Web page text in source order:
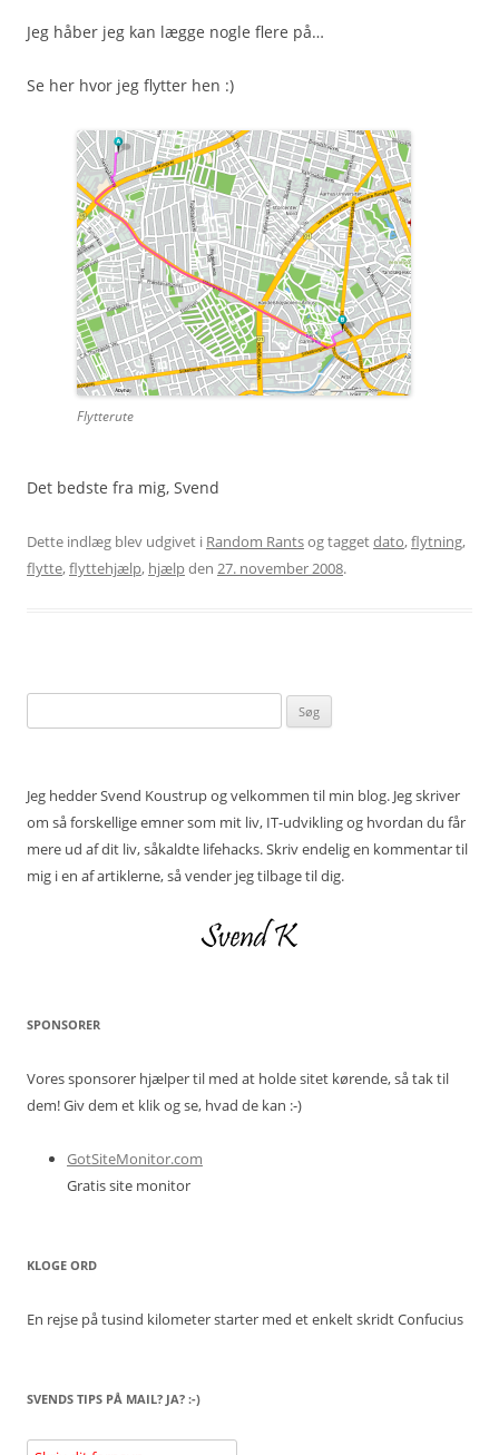
Jeg håber jeg kan lægge nogle flere på…
Se her hvor jeg flytter hen :)
Flytterute
Det bedste fra mig, Svend
Dette indlæg blev udgivet i Random Rantsog taggetdato,flytning,
flytte,flyttehjælp, hjælpden 27. november 2008.
efter:
Jeg hedder Svend Koustrup og velkommen til min blog. Jeg skriver
om så forskellige emner som mit liv, IT-udvikling og hvordan du får
mere ud af dit liv, såkaldte lifehacks. Skriv endelig en kommentar til
mig i en af artiklerne, så vender jeg tilbage til dig.
SPONSORER
Vores sponsorer hjælper til med at holde sitet kørende, så tak til
dem! Giv dem et klik og se, hvad de kan :-)
GotSiteMonitor.com
Gratis site monitor
KLOGE ORD
En rejse på tusind kilometer starter med et enkelt skridtConfucius
SVENDS TIPS PÅ MAIL? JA? :-)